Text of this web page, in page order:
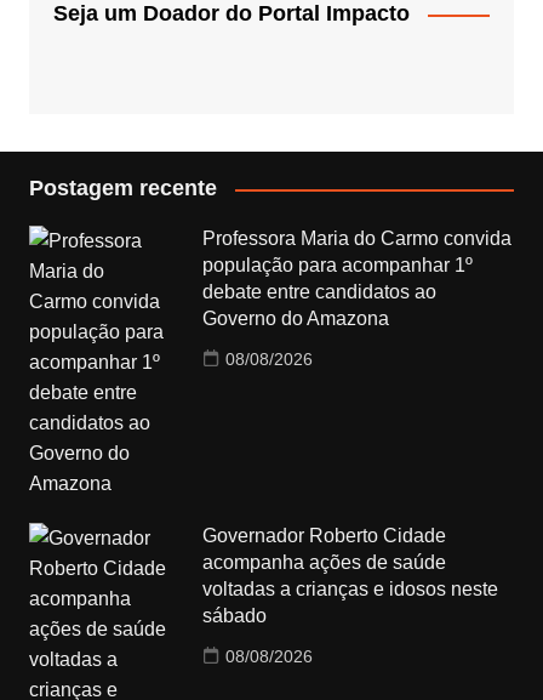
Seja um Doador do Portal Impacto
Postagem recente
Professora Maria do Carmo convida
população para acompanhar 1º
debate entre candidatos ao
Governo do Amazona
08/08/2026
Governador Roberto Cidade
acompanha ações de saúde
voltadas a crianças e idosos neste
sábado
08/08/2026